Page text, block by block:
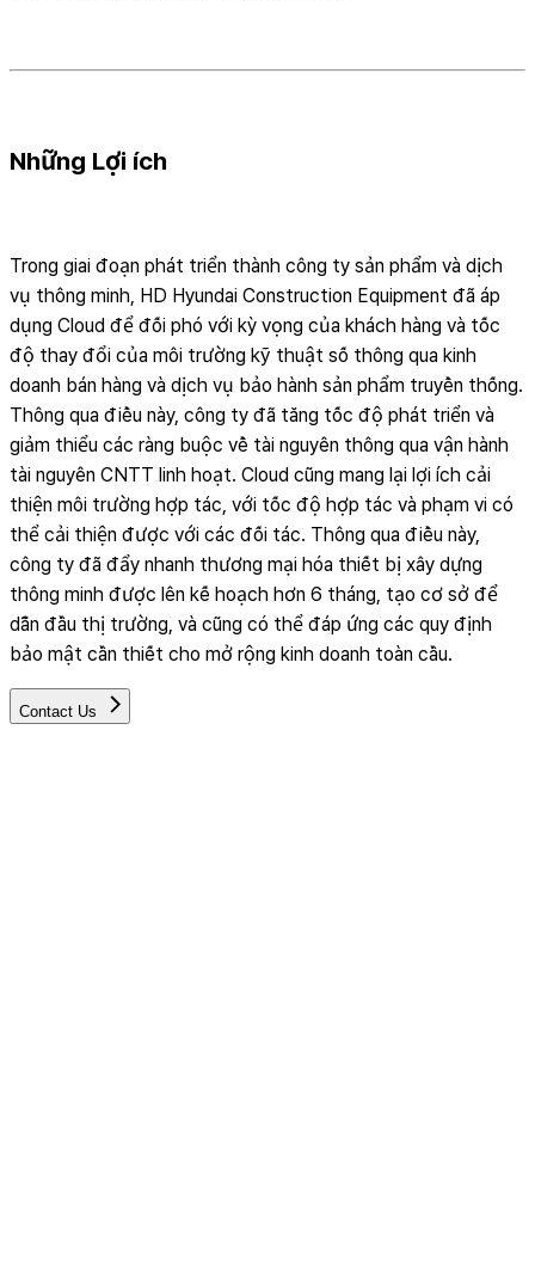
Những Lợi ích
Trong giai đoạn phát triển thành công ty sản phẩm và dịch
vụ thông minh, HD Hyundai Construction Equipment đã áp
dụng Cloud để đối phó với kỳ vọng của khách hàng và tốc
độ thay đổi của môi trường kỹ thuật số thông qua kinh
doanh bán hàng và dịch vụ bảo hành sản phẩm truyền thống.
Thông qua điều này, công ty đã tăng tốc độ phát triển và
giảm thiểu các ràng buộc về tài nguyên thông qua vận hành
tài nguyên CNTT linh hoạt. Cloud cũng mang lại lợi ích cải
thiện môi trường hợp tác, với tốc độ hợp tác và phạm vi có
thể cải thiện được với các đối tác. Thông qua điều này,
công ty đã đẩy nhanh thương mại hóa thiết bị xây dựng
thông minh được lên kế hoạch hơn 6 tháng, tạo cơ sở để
dẫn đầu thị trường, và cũng có thể đáp ứng các quy định
bảo mật cần thiết cho mở rộng kinh doanh toàn cầu.
Contact Us